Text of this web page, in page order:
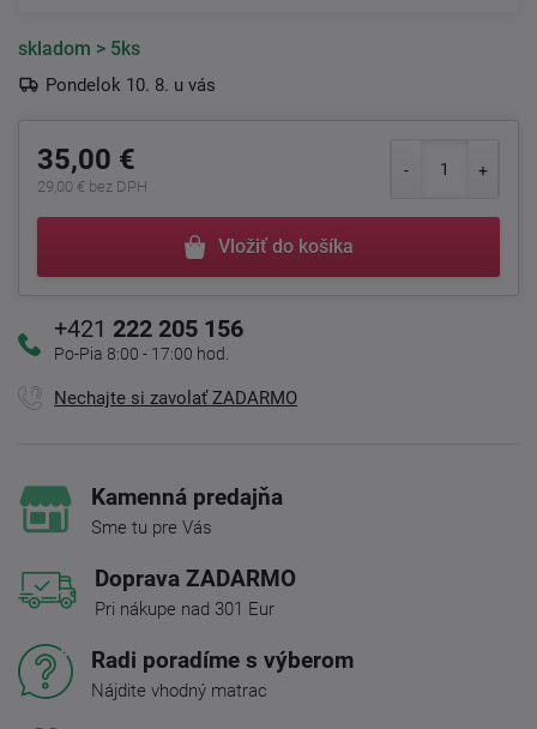
skladom > 5ks
Pondelok 10. 8. u vás
35,00 €
29,00 € bez DPH
Vložiť do košíka
+421 222 205 156
Po-Pia 8:00 - 17:00 hod.
Nechajte si zavolať ZADARMO
Kamenná predajňa
Sme tu pre Vás
Doprava ZADARMO
Pri nákupe nad 301 Eur
Radi poradíme s výberom
Nájdite vhodný matrac